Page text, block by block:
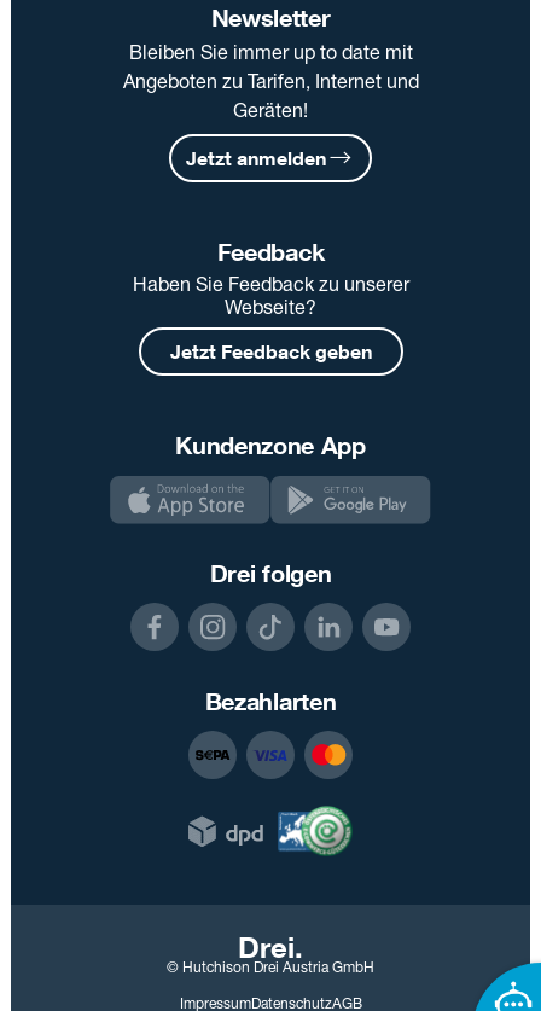
Newsletter
Bleiben Sie immer up to date mit
Angeboten zu Tarifen, Internet und
Geräten!
Jetzt anmelden
Feedback
Haben Sie Feedback zu unserer
Webseite?
Jetzt Feedback geben
Kundenzone App
Drei folgen
Bezahlarten
Drei.
© Hutchison Drei Austria GmbH
ImpressumDatenschutzAGB